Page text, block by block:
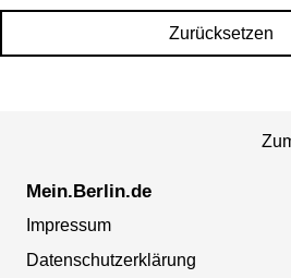
Zurücksetzen
Mein.Berlin.de
Impressum
Datenschutzerklärung